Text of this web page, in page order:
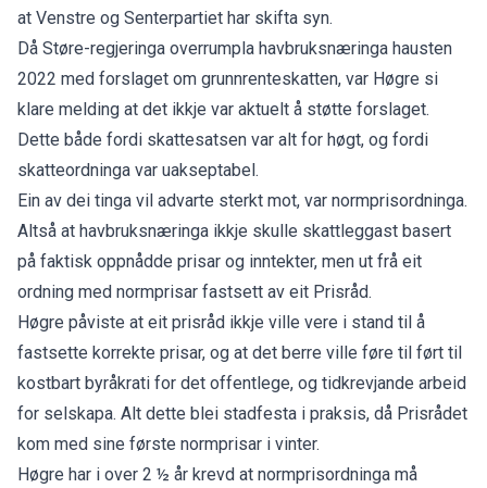
at Venstre og Senterpartiet har skifta syn.
Då Støre-regjeringa overrumpla havbruksnæringa hausten
2022 med forslaget om grunnrenteskatten, var Høgre si
klare melding at det ikkje var aktuelt å støtte forslaget.
Dette både fordi skattesatsen var alt for høgt, og fordi
skatteordninga var uakseptabel.
Ein av dei tinga vil advarte sterkt mot, var normprisordninga.
Altså at havbruksnæringa ikkje skulle skattleggast basert
på faktisk oppnådde prisar og inntekter, men ut frå eit
ordning med normprisar fastsett av eit Prisråd.
Høgre påviste at eit prisråd ikkje ville vere i stand til å
fastsette korrekte prisar, og at det berre ville føre til ført til
kostbart byråkrati for det offentlege, og tidkrevjande arbeid
for selskapa. Alt dette blei stadfesta i praksis, då Prisrådet
kom med sine første normprisar i vinter.
Høgre har i over 2 ½ år krevd at normprisordninga må